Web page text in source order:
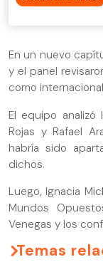
En un nuevo
y el panel
como
El equipo
Rojas y Rafael
habría sido
dichos.
Luego, Ignacia
Mundos
Venegas y los
Temas